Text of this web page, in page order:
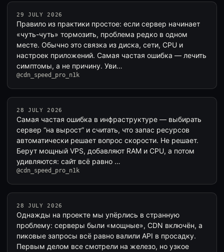
29 JULY 2026
Правило из практики простое: если сервер начинает
«чуть-чуть» тормозить, проблема редко в одном
месте. Обычно это связка из диска, сети, CPU и
настроек приложений. Самая частая ошибка — лечить
симптомы, а не причину. Уви…
@cdn_speed_pro_n1k
28 JULY 2026
Самая частая ошибка в инфраструктуре — выбирать
сервер “на вырост” и считать, что запас ресурсов
автоматически решает вопрос скорости. Не решает.
Берут мощный VPS, добавляют RAM и CPU, а потом
удивляются: сайт всё равно …
@cdn_speed_pro_n1k
28 JULY 2026
Однажды на проекте мы упёрлись в странную
проблему: серверы были «мощные», CDN включён, а
пиковые запросы всё равно валили API в просадку.
Первым делом все смотрели на железо, но узкое